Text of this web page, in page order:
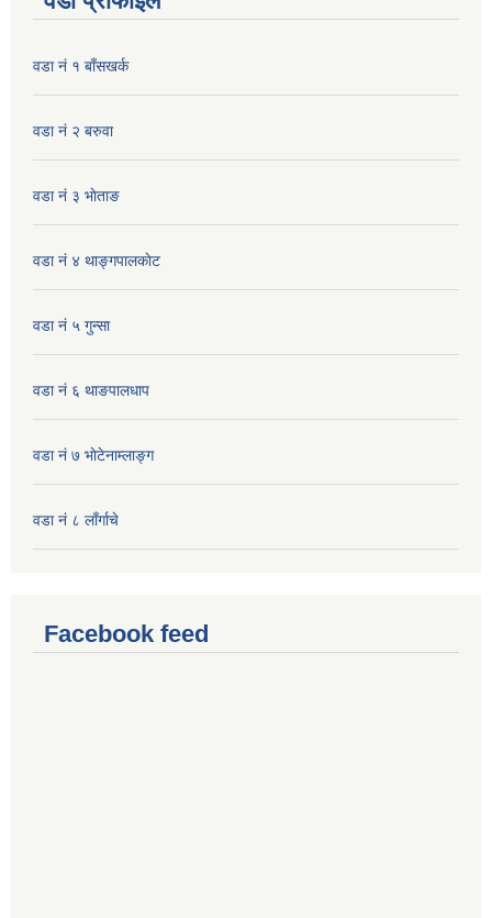
वडा नं १ बाँसखर्क
वडा नं २ बरुवा
वडा नं ३ भाेताङ
वडा नं ४ थाङ्गपालकाेट
वडा नं ५ गुन्सा
वडा नं ६ थाङपालधाप
वडा नं ७ भाेटेनाम्लाङ्ग
वडा नं ८ लाँर्गाचे
Facebook feed